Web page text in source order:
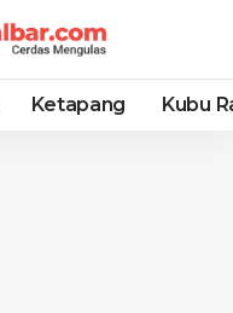
Ketapang Kubu